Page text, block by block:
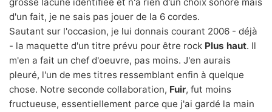
d'un fait, je ne sais pas jouer de la 6 cordes.
Sautant sur l'occasion, je lui donnais courant 2006 - déjà
- la maquette d'un titre prévu pour être rock Plus haut. Il
m'en a fait un chef d'oeuvre, pas moins. J'en aurais
pleuré, l'un de mes titres ressemblant enfin à quelque
chose. Notre seconde collaboration, Fuir, fut moins
fructueuse, essentiellement parce que j'ai gardé la main